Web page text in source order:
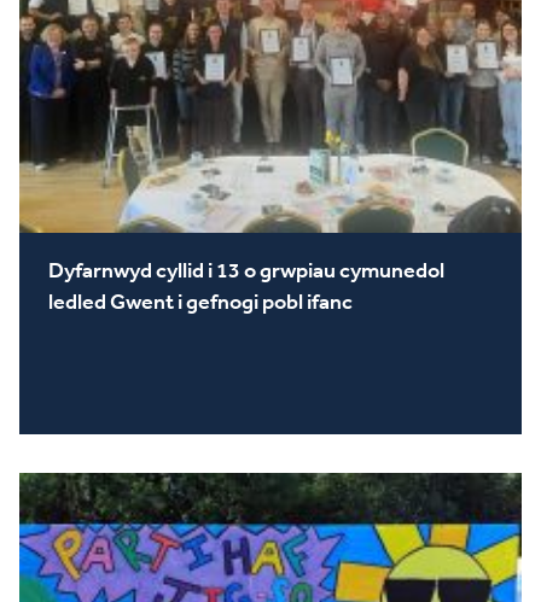
Dyfarnwyd cyllid i 13 o grwpiau cymunedol
ledled Gwent i gefnogi pobl ifanc